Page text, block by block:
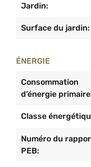
Jardin:
Surface du jardin:
ÉNERGIE
Consommation
d’énergie
Classe
Numéro du
PEB: